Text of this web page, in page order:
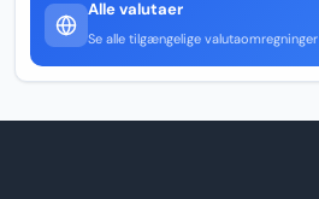
Alle valutaer
Se alle tilgængelige valutaomregninger